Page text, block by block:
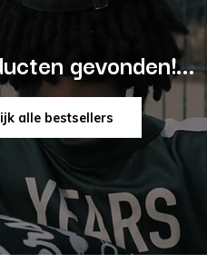
gevonden!...
alle bestsellers